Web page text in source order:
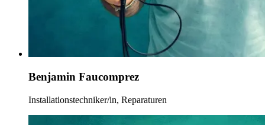
Benjamin Faucomprez
Installationstechniker/in, Reparaturen